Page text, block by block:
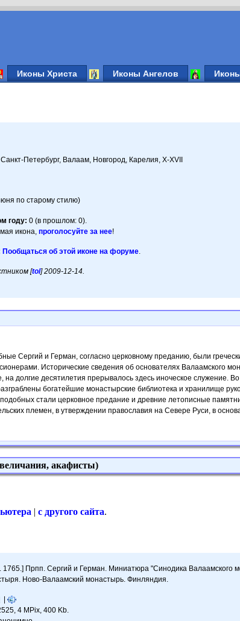
Иконы Христа Иконы Ангелов
Петербург, Валаам, Новгород, Карелия, X-XVII
по старому стилю)
году: 0 (в прошлом: 0).
икона,проголосуйте за нее!
Пообщаться об этой иконе на форуме.
[tol] 2009-12-14.
Сергий и Герман, согласно церковному преданию, были
Исторические сведения об основателях Валаамского
долгие десятилетия прерывалось здесь иноческое служение.
богатейшие монастырские библиотека и хранилище
стали церковное предание и древние летописные
племен, в утверждении православия на Севере Руси, в
акафисты)
|с другого сайта.
1765.] Прпп. Сергий и Герман. Миниатюра "Синодика Валаамского
Ново-Валаамский монастырь. Финляндия.
|
4 MPix, 400 Kb.